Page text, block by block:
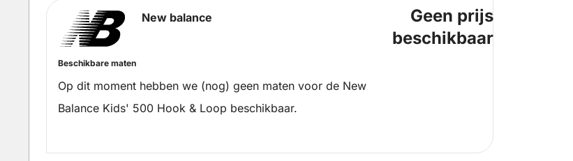
New balance
Beschikbare maten
Op dit moment hebben we (nog) geen maten voor de New
Balance Kids' 500 Hook & Loop beschikbaar.
Geen prijs
beschikbaar